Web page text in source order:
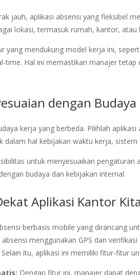
jauh, aplikasi absensi yang fleksibel
lokasi, termasuk rumah, kantor,
yang mendukung model kerja ini,
time. Hal ini memastikan manajer
dengan
kerja yang berbeda. Pilihlah
dalam hal kebijakan waktu kerja,
untuk menyesuaikan pengaturan
budaya dan kebijakan internal.
Aplikasi Kantor Kita
berbasis mobile yang dirancang
menggunakan GPS dan
itu, aplikasi ini memiliki fitur-fitur
Dengan fitur ini, manajer dapat